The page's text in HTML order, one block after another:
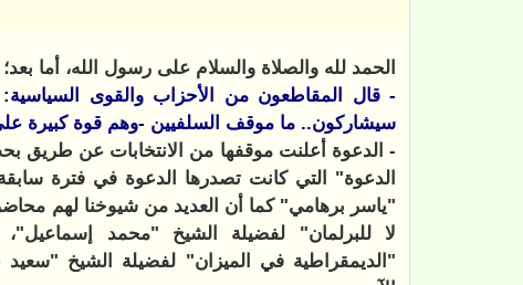
الحمد لله والصلاة والسلام على رسول الله، أما بعد؛
- قال المقاطعون من الأحزاب والقوى
سيشاركون.. ما موقف السلفيين -وهم قوة كبيرة
- الدعوة أعلنت موقفها من الانتخابات عن طريق
الدعوة" التي كانت تصدرها الدعوة في فترة
"ياسر برهامي" كما أن العديد من شيوخنا لهم
لا للبرلمان" لفضيلة الشيخ "محمد
"الديمقراطية في الميزان" لفضيلة الشيخ